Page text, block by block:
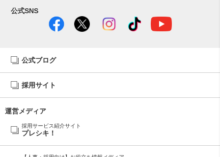
公式SNS
公式ブログ
採用サイト
運営メディア
採用サービス紹介サイト
プレシキ！